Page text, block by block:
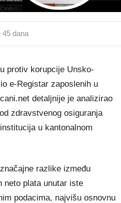
45 dana
protiv korupcije Unsko-
e-Registar zaposlenih u
detaljnije je analizirao
zdravstvenog osiguranja
u kantonalnom
razlike između
neto plata unutar iste
podacima, najvišu osnovnu